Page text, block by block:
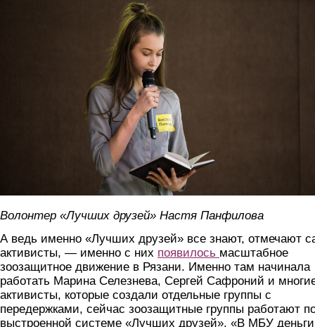
Волонтер «Лучших друзей» Настя Панфилова
А ведь именно «Лучших друзей» все знают, отмечают
активисты, — именно с них появилось масштабное
зоозащитное движение в Рязани. Именно там начинала
работать Марина Селезнева, Сергей Сафроний и
активисты, которые создали отдельные группы с
передержками, сейчас зоозащитные группы работают
выстроенной системе «Лучших друзей». «В МБУ